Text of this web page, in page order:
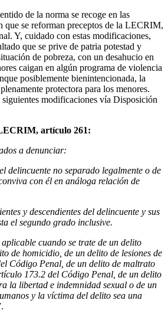
de la norma se recoge en las
que se reforman preceptos de la LECRIM,
Y, cuidado con estas modificaciones,
que se prive de patria potestad y
de pobreza, con un desahucio en
caigan en algún programa de violencia
posiblemente bienintencionada, la
protectora para los menores.
modificaciones vía Disposición
artículo 261:
a denunciar:
delincuente no separado legalmente o de
con él en análoga relación de
y descendientes del delincuente y sus
el segundo grado inclusive.
cuando se trate de un delito
de homicidio, de un delito de lesiones de
Código Penal, de un delito de maltrato
173.2 del Código Penal, de un delito
la libertad e indemnidad sexual o de un
y la víctima del delito sea una